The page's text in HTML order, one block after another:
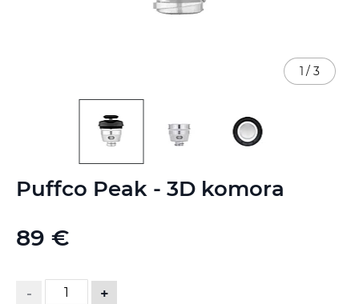
Puffco Peak - 3D komora
89 €
- +
1 / 3
to
of
gallery